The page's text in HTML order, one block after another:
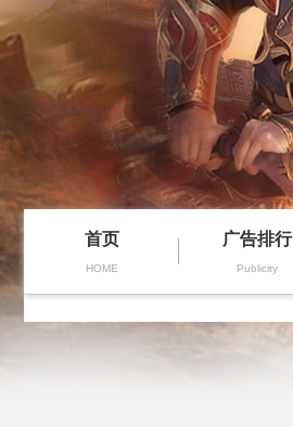
首页
HOME
广告排行
Publicity